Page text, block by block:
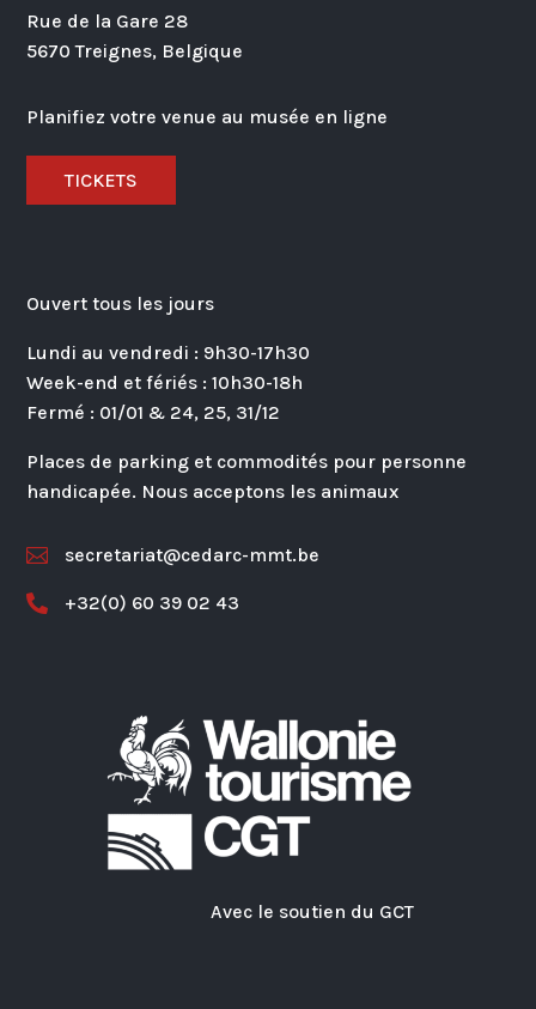
Rue de la Gare 28
5670 Treignes, Belgique
Planifiez votre venue au musée en ligne
TICKETS
Ouvert tous les jours
Lundi au vendredi : 9h30-17h30
Week-end et fériés : 10h30-18h
Fermé : 01/01 & 24, 25, 31/12
Places de parking et commodités pour personne
handicapée. Nous acceptons les animaux
 secretariat@cedarc-mmt.be
 +32(0) 60 39 02 43
Avec le soutien du GCT